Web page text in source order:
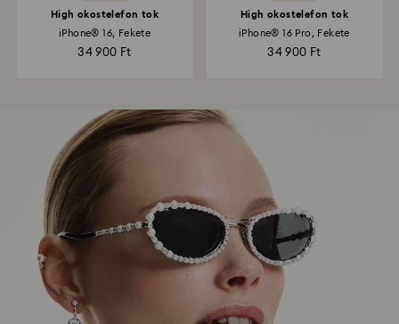
High okostelefon tok
iPhone® 16, Fekete
34 900 Ft
High okostelefon tok
iPhone® 16 Pro, Fekete
34 900 Ft